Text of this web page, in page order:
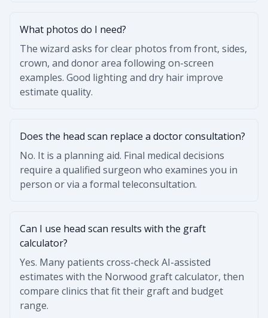
What photos do I need?
The wizard asks for clear photos from front, sides,
crown, and donor area following on-screen
examples. Good lighting and dry hair improve
estimate quality.
Does the head scan replace a doctor consultation?
No. It is a planning aid. Final medical decisions
require a qualified surgeon who examines you in
person or via a formal teleconsultation.
Can I use head scan results with the graft
calculator?
Yes. Many patients cross-check AI-assisted
estimates with the Norwood graft calculator, then
compare clinics that fit their graft and budget
range.